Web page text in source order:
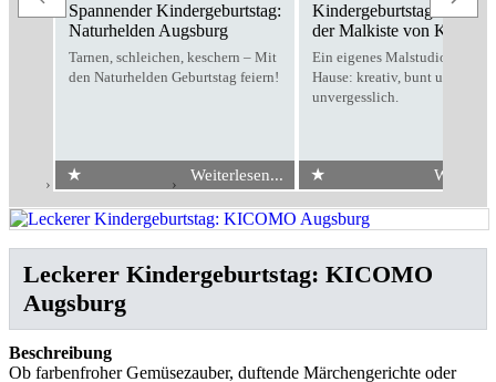
Spannender Kindergeburtstag:
Naturhelden Augsburg
Tarnen, schleichen, keschern – Mit
den Naturhelden Geburtstag feiern!
★ Weiterlesen...
Kindergeburtstag
der Malkiste von Kreativo
Ein eigenes Malstudio für zu
Hause: kreativ, bunt und
unvergesslich.
★
› Kindergeburtstag › KICOMO Augsburg
Leckerer Kindergeburtstag: KICOMO
Augsburg
Beschreibung
Ob farbenfroher Gemüsezauber, duftende Märchengerichte oder